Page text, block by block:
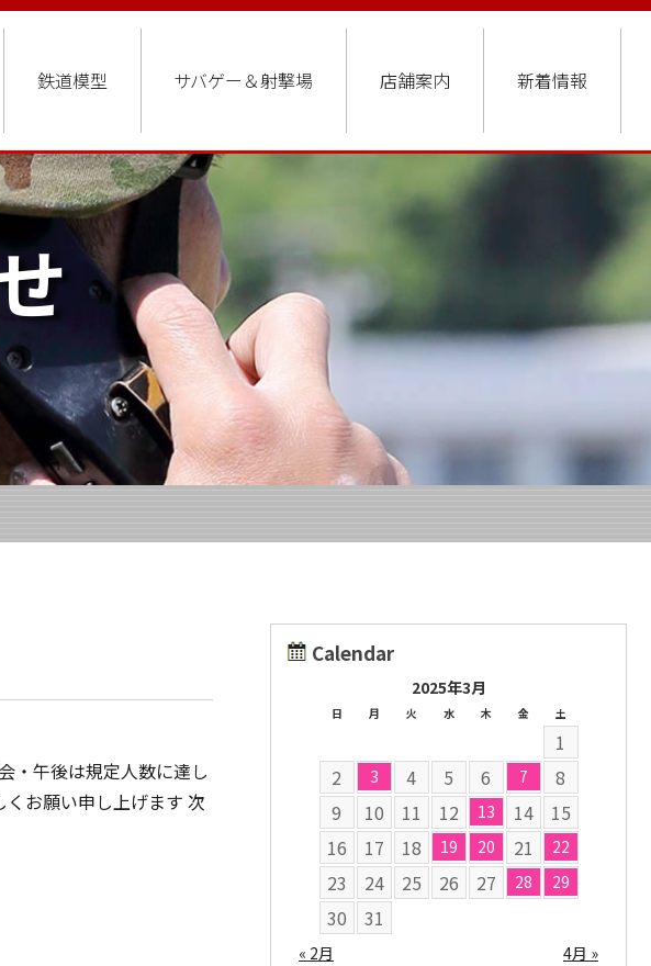
鉄道模型 サバゲー＆射撃場 店舗案内 新着情報
・午後は規定人数に達し
お願い申し上げます 次
Calendar
2025年3月
日 月 火 水 木 金 土
1
2
3 4 5 6 7
8
9
10 11 12 13 14
15
16
17 18 19 20 21 22
23 24 25 26 27 28 29
30 31
« 2月 4月 »